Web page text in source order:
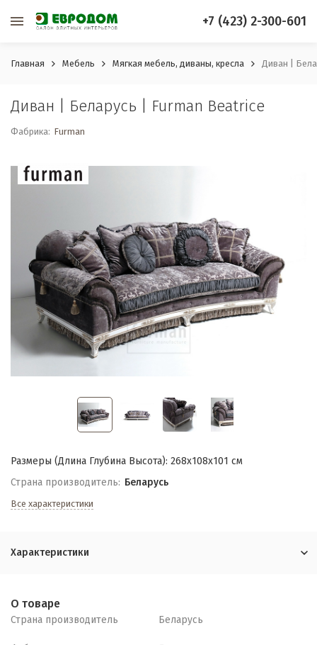
+7 (423) 2-300-601
Главная Мебель Мягкая мебель, диваны, кресла Диван |
Диван | Беларусь | Furman Beatrice
Фабрика: Furman
Размеры (Длина Глубина Высота): 268х108х101 см
Страна производитель: Беларусь
Все характеристики
Характеристики
О товаре
Страна производитель Беларусь